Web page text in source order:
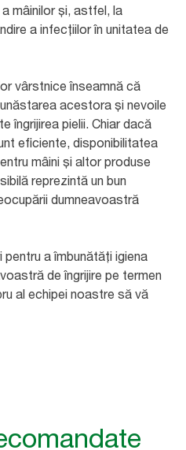
mâinilor și, astfel, la
a infecțiilor în unitatea de
vârstnice înseamnă că
acestora și nevoile
îngrijirea pielii. Chiar dacă
eficiente, disponibilitatea
mâini și altor produse
reprezintă un bun
dumneavoastră
a îmbunătăți igiena
de îngrijire pe termen
al echipei noastre să vă